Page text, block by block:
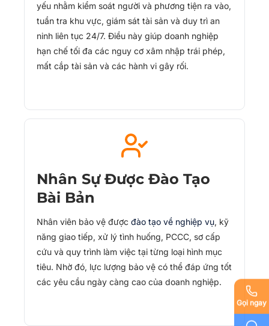
Gọi ngay
yếu nhằm kiểm soát người và phương tiện ra vào,
tuần tra khu vực, giám sát tài sản và duy trì an
ninh liên tục 24/7. Điều này giúp doanh nghiệp
hạn chế tối đa các nguy cơ xâm nhập trái phép,
mất cắp tài sản và các hành vi gây rối.
Nhân Sự Được Đào Tạo
Bài Bản
Nhân viên bảo vệ được đào tạo về nghiệp vụ, kỹ
năng giao tiếp, xử lý tình huống, PCCC, sơ cấp
cứu và quy trình làm việc tại từng loại hình mục
tiêu. Nhờ đó, lực lượng bảo vệ có thể đáp ứng tốt
các yêu cầu ngày càng cao của doanh nghiệp.